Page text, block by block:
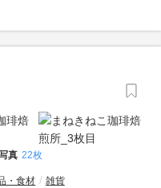
真 22枚
・食材 雑貨